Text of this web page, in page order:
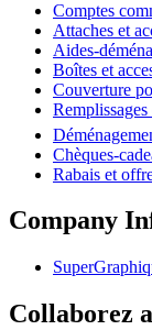
Comptes
Attaches et
Aides-
Boîtes et
Couverture
Chèques-
Rabais et
Company
Collaborez